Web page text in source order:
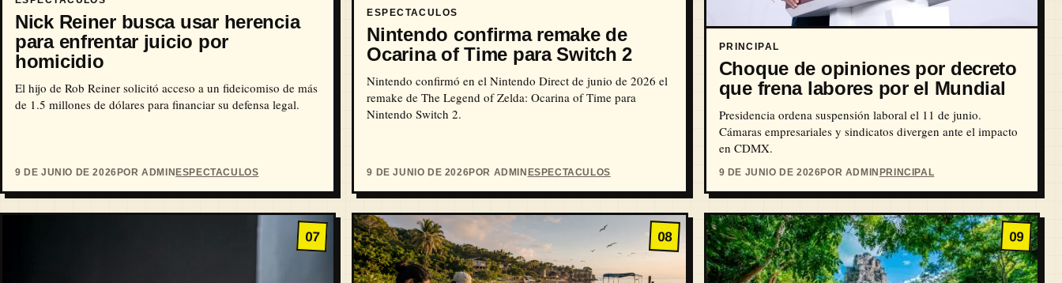
Nick Reiner busca usar herencia
para enfrentar juicio por
homicidio
El hijo de Rob Reiner solicitó acceso a un fideicomiso de más
de 1.5 millones de dólares para financiar su defensa legal.
9 DE JUNIO DE 2026 POR ADMIN ESPECTACULOS
ESPECTACULOS
Nintendo confirma remake de
Ocarina of Time para Switch 2
Nintendo confirmó en el Nintendo Direct de junio de 2026 el
remake de The Legend of Zelda: Ocarina of Time para
Nintendo Switch 2.
9 DE JUNIO DE 2026POR ADMIN ESPECTACULOS
PRINCIPAL
Choque de opiniones por decreto
que frena labores por el Mundial
Presidencia ordena suspensión laboral el 11 de junio.
Cámaras empresariales y sindicatos divergen ante el impacto
en CDMX.
9 DE JUNIO DE 2026POR ADMIN PRINCIPAL
07 08 09